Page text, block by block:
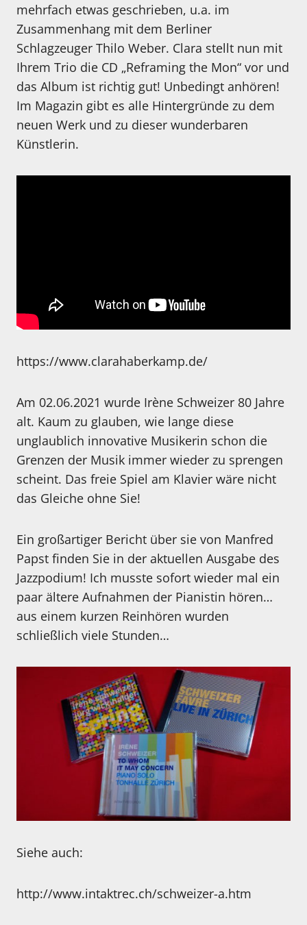
mehrfach etwas geschrieben, u.a. im
Zusammenhang mit dem Berliner
Schlagzeuger Thilo Weber. Clara stellt nun mit
Ihrem Trio die CD „Reframing the Mon“ vor und
das Album ist richtig gut! Unbedingt anhören!
Im Magazin gibt es alle Hintergründe zu dem
neuen Werk und zu dieser wunderbaren
Künstlerin.
https://www.clarahaberkamp.de/
Am 02.06.2021 wurde Irène Schweizer 80 Jahre
alt. Kaum zu glauben, wie lange diese
unglaublich innovative Musikerin schon die
Grenzen der Musik immer wieder zu sprengen
scheint. Das freie Spiel am Klavier wäre nicht
das Gleiche ohne Sie!
Ein großartiger Bericht über sie von Manfred
Papst finden Sie in der aktuellen Ausgabe des
Jazzpodium! Ich musste sofort wieder mal ein
paar ältere Aufnahmen der Pianistin hören…
aus einem kurzen Reinhören wurden
schließlich viele Stunden…
Siehe auch:
http://www.intaktrec.ch/schweizer-a.htm